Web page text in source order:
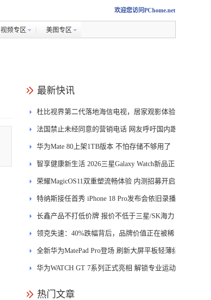
欢迎您访问PChome.net
视频专区 美图专区
最新快讯
杜比视界第二代落地海信电视，居家观影体验
能迎来哪些升级？
法国禁止未经同意的营销电话 网友呼吁国内跟
进
华为Mate 80上架1TB版本 不怕存储不够用了
智享健康新生活 2026三星Galaxy Watch新品正
式开售
荣耀MagicOS11双重塑流畅体验 内测招募开启
特纳斯接任首秀 iPhone 18 Pro发布会依旧录播
长鑫产品不打低价牌 报价不低于三星/SK海力
士
领克失速：40%跌幅背后，品牌价值正在被稀
释
全新华为MatePad Pro登场 刷新大屏平板轻薄纪
录
华为WATCH GT 7系列正式亮相 解锁专业运动
热门文章